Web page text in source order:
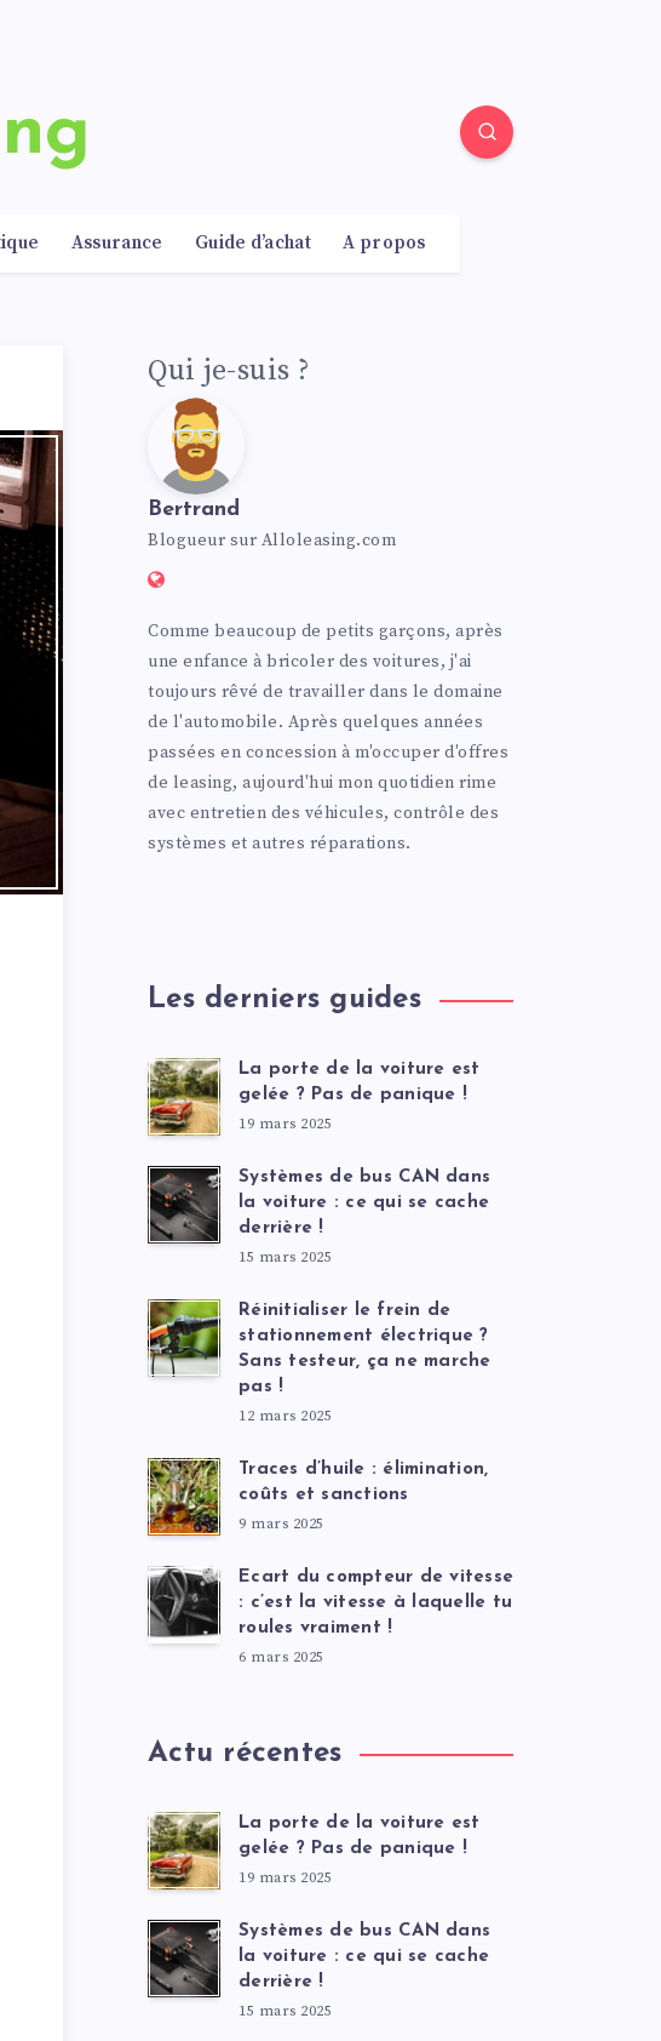
Assurance Guide d’achat A propos
Qui je-suis ?
Bertrand
Blogueur sur Alloleasing.com
Comme beaucoup de petits garçons, après
une enfance à bricoler des voitures, j'ai
toujours rêvé de travailler dans le domaine
de l'automobile. Après quelques années
passées en concession à m'occuper d'offres
de leasing, aujourd'hui mon quotidien rime
avec entretien des véhicules, contrôle des
systèmes et autres réparations.
Les derniers guides
La porte de la voiture est
gelée ? Pas de panique !
19 mars 2025
Systèmes de bus CAN dans
la voiture : ce qui se cache
derrière !
15 mars 2025
Réinitialiser le frein de
stationnement électrique ?
Sans testeur, ça ne marche
pas !
12 mars 2025
Traces d’huile : élimination,
coûts et sanctions
9 mars 2025
Ecart du compteur de vitesse
: c’est la vitesse à laquelle tu
roules vraiment !
6 mars 2025
Actu récentes
La porte de la voiture est
gelée ? Pas de panique !
19 mars 2025
Systèmes de bus CAN dans
la voiture : ce qui se cache
derrière !
15 mars 2025